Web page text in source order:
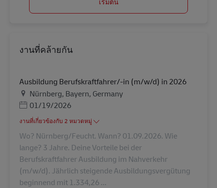
งานที่คล้ายกัน
Ausbildung Berufskraftfahrer/-in (m/w/d) in 2026
สถานที่
Nürnberg, Bayern, Germany
Posted Date
01/19/2026
งานที่เกี่ยวข้องกับ 2 หมวดหมู่
Wo? Nürnberg/Feucht. Wann? 01.09.2026. Wie
lange? 3 Jahre. Deine Vorteile bei der
Berufskraftfahrer Ausbildung im Nahverkehr
(m/w/d). Jährlich steigende Ausbildungsvergütung
beginnend mit 1.334,26 ...